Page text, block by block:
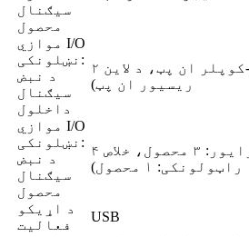
سیګنال
محصول
موازي I/O
نښلونکی:
د نبض
سیګنال
داخلول
۲ ان پټونه (د عکس-کوپلر ان پټ، د لاین
ریسیور ان پټ)
موازي I/O
نښلونکی:
د نبض
سیګنال
محصول
۴ محصولات (د لاین ډرایور: ۳ محصول، خلاص
راټولونکی: ۱ محصول)
د اړیکو
فعالیت
USB